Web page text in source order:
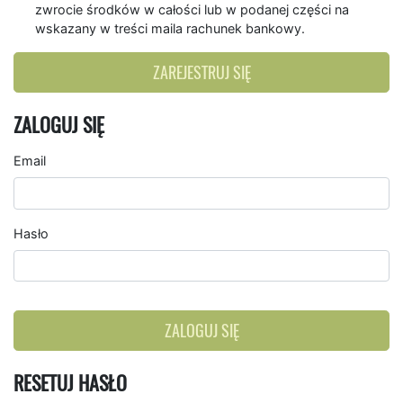
zwrocie środków w całości lub w podanej części na
wskazany w treści maila rachunek bankowy.
ZAREJESTRUJ SIĘ
ZALOGUJ SIĘ
Email
Hasło
ZALOGUJ SIĘ
RESETUJ HASŁO